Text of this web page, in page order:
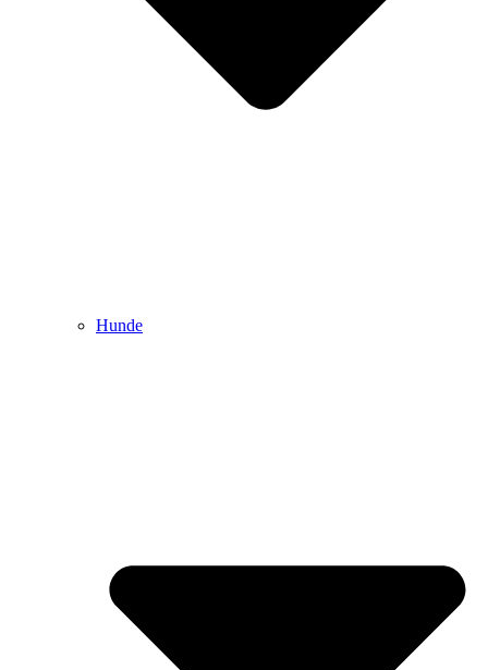
Hunde